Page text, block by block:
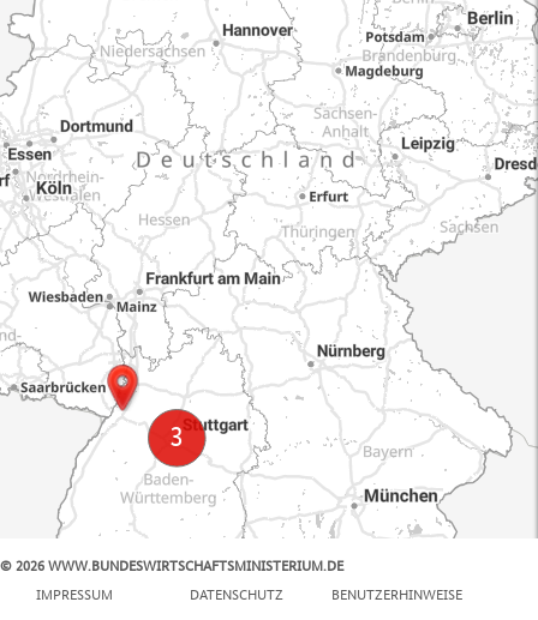
© 2026 WWW.BUNDESWIRTSCHAFTSMINISTERIUM.DE
IMPRESSUM
DATENSCHUTZ BENUTZERHINWEISE